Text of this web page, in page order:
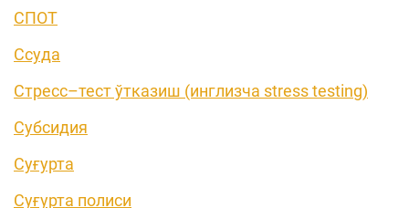
СПОТ
Ссуда
Стресс–тест ўтказиш (инглизча stress testing)
Субсидия
Суғурта
Суғурта полиси